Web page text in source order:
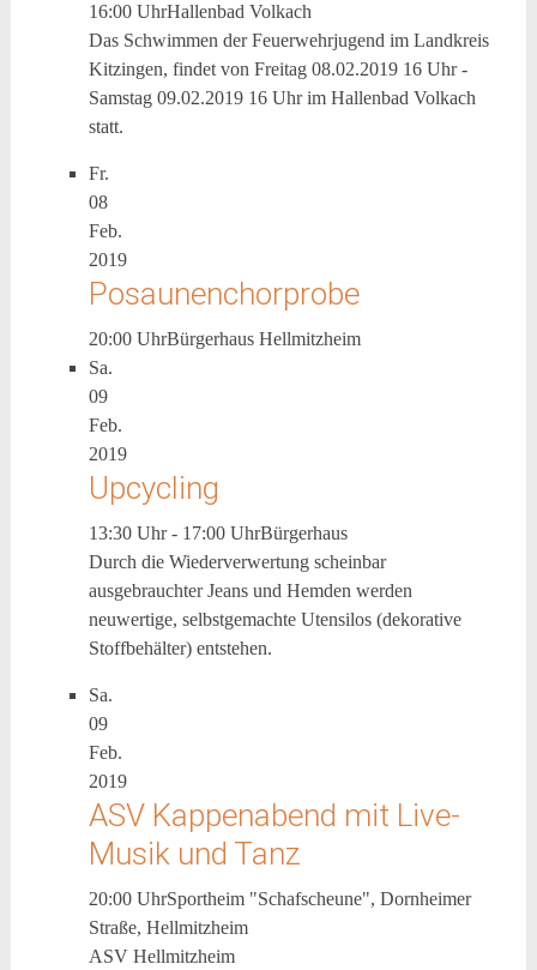
16:00 UhrHallenbad Volkach
Das Schwimmen der Feuerwehrjugend im Landkreis
Kitzingen, findet von Freitag 08.02.2019 16 Uhr -
Samstag 09.02.2019 16 Uhr im Hallenbad Volkach
statt.
Fr.
08
Feb.
2019
Posaunenchorprobe
20:00 UhrBürgerhaus Hellmitzheim
Sa.
09
Feb.
2019
Upcycling
13:30 Uhr - 17:00 UhrBürgerhaus
Durch die Wiederverwertung scheinbar
ausgebrauchter Jeans und Hemden werden
neuwertige, selbstgemachte Utensilos (dekorative
Stoffbehälter) entstehen.
Sa.
09
Feb.
2019
ASV Kappenabend mit Live-
Musik und Tanz
20:00 UhrSportheim "Schafscheune", Dornheimer
Straße, Hellmitzheim
ASV Hellmitzheim